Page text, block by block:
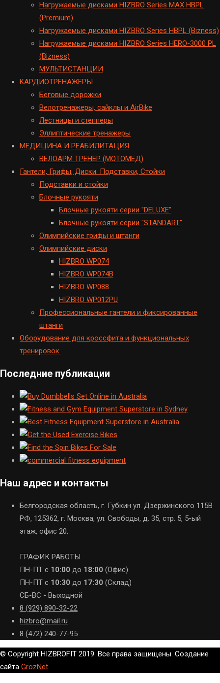
Нагружаемые дисками HIZBRO Series MAX HBPL
(Premium)
Hагружаемые дисками HIZBRO Series HBPL (Bizness)
Hагружаемые дисками HIZBRO Series HERO-3000 PL
(Bizness)
МУЛЬТИСТАНЦИИ
KАРДИОТРЕНАЖЕРЫ
Беговые дорожки
Велотренажеры, сайклы и AirBike
Лестницы и степперы
Эллиптические тренажеры
МЕДИЦИНА И РЕАБИЛИТАЦИЯ
ВЕЛОАРМ ТРЕНЕР (МОТОМЕД)
Гантели, Грифы, Диски. Подставки, Стойки
Подставки и стойки
Блочные рукояти
Блочные рукояти серии "DELUXE"
Блочные рукояти серии "STANDART"
Олимпийские грифы и штанги
Олимпийские диски
HIZBRO WP074
HIZBRO WP074B
HIZBRO WP088
HIZBRO WP012PU
Профессиональные гантели и фиксированные
штанги
Оборудование для кроссфита и функциональных
тренировок.
Последние публикации
Наш адрес и контакты
Белгородская область, г. Губкин ул. Дзержинского 115В
РФ, 125362, г. Москва, ул. Свободы, д. 35, стр. 5, 5-ый
этаж, офис 20.
ГРАФИК РАБОТЫ
ПН-ПТ с 10:00 до 18:00 (Офис)
ПН-ПТ с 10:30 до 17:30 (Склад)
СБ-ВС - Выходной
8 (929) 890-32-22
hizbro@mail.ru
8 (472) 240-77-95
© Copyright HIZBROFIT 2019. Все права защищены. Создание
сайта GrozNet